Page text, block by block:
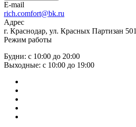
E-mail
rich.comfort@bk.ru
Адрес
г. Краснодар, ул. Красных Партизан 501
Режим работы
Будни: с 10:00 до 20:00
Выходные: с 10:00 до 19:00